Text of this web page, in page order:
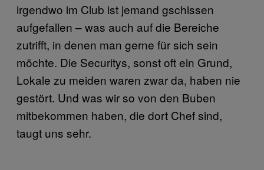
irgendwo im Club ist jemand gschissen
aufgefallen – was auch auf die Bereiche
zutrifft, in denen man gerne für sich sein
möchte. Die Securitys, sonst oft ein Grund,
Lokale zu meiden waren zwar da, haben nie
gestört. Und was wir so von den Buben
mitbekommen haben, die dort Chef sind,
taugt uns sehr.